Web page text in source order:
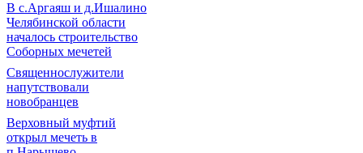
В с.Аргаяш и д.Ишалино
Челябинской области
началось строительство
Соборных мечетей
Священнослужители
напутствовали
новобранцев
Верховный муфтий
открыл мечеть в